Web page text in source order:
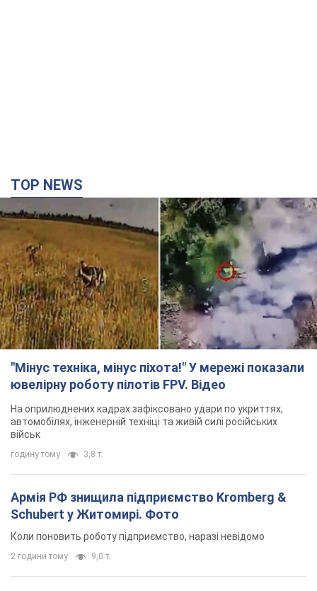
TOP NEWS
"Мінус техніка, мінус піхота!" У мережі показали
ювелірну роботу пілотів FPV. Відео
На оприлюднених кадрах зафіксовано удари по укриттях,
автомобілях, інженерній техніці та живій силі російських
військ
годину тому 3,8 т.
Армія РФ знищила підприємство Kromberg &
Schubert у Житомирі. Фото
Коли поновить роботу підприємство, наразі невідомо
2 години тому 9,0 т.